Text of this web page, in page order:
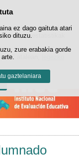
nabigazioa errazteko
estatistikak
ak" atalean,
ez dago gaituta atari
dituzu.
zure erabakia gorde
gaztelaniara
egin